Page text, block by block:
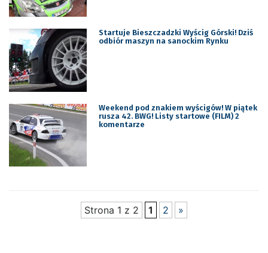
Startuje Bieszczadzki Wyścig Górski! Dziś
odbiór maszyn na sanockim Rynku
Weekend pod znakiem wyścigów! W piątek
rusza 42. BWG! Listy startowe (FILM) 2
komentarze
Strona 1 z 2 1 2 »